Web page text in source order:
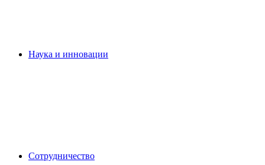
Наука и инновации
Сотрудничество